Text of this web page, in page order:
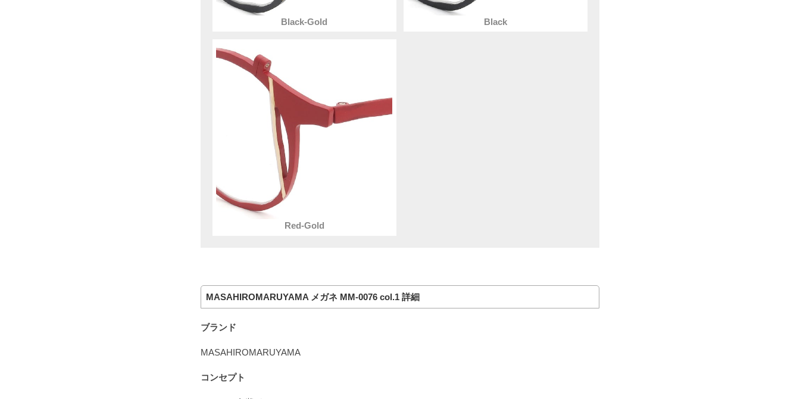
Black-Gold Black
Red-Gold
MASAHIROMARUYAMA メガネ MM-0076 col.1 詳細
ブランド
MASAHIROMARUYAMA
コンセプト